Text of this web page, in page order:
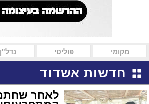
מקומי פוליטי נדל"ן
חדשות אשדוד
לאחר